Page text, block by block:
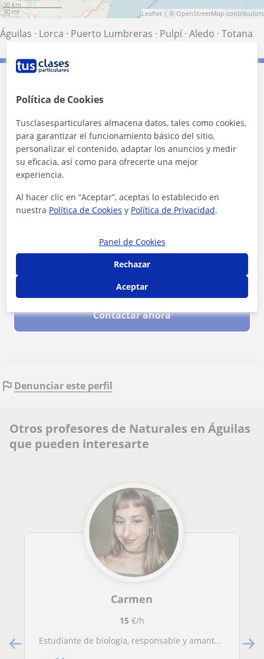
30 km
30 mi
Leaflet | © OpenStreetMap contributors
Águilas · Lorca · Puerto Lumbreras · Pulpí· Aledo · Totana
Al hacer clic, aceptas nuestro
Contactar ahora
Denunciar este perfil
Otros profesores de Naturales en Águilas
que pueden interesarte
Carmen
15€/h
Estudiante de biología, responsable y amante de los niños.
Política de Cookies
Tusclasesparticulares almacena datos, tales como cookies,
para garantizar el funcionamiento básico del sitio,
personalizar el contenido, adaptar los anuncios y medir
su eficacia, así como para ofrecerte una mejor
experiencia.
Al hacer clic en “Aceptar”, aceptas lo establecido en
nuestra Política de Cookies y Política de Privacidad.
Panel de Cookies
Rechazar
Aceptar